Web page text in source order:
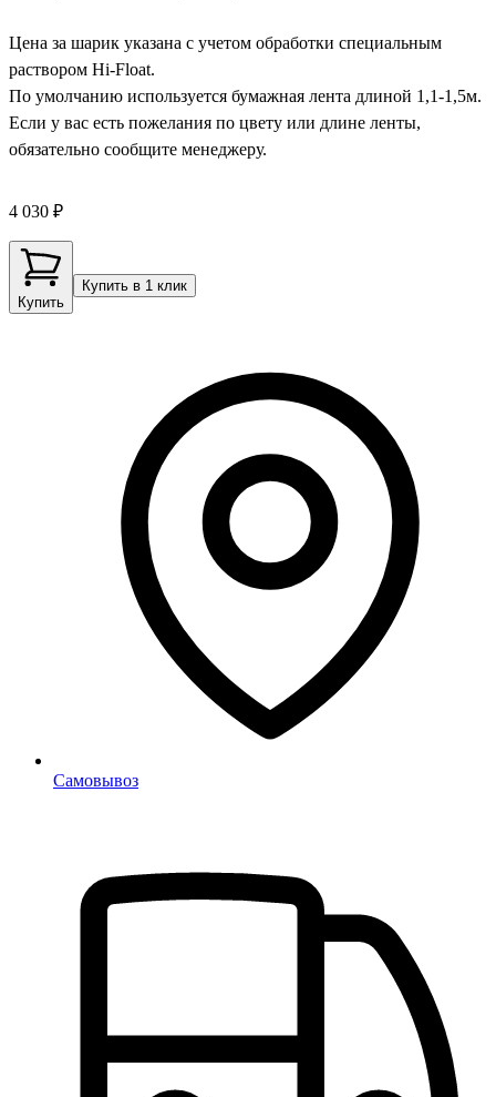
Цена за шарик указана с учетом обработки специальным
раствором Hi-Float.
По умолчанию используется бумажная лента длиной 1,1-1,5м.
Если у вас есть пожелания по цвету или длине ленты,
обязательно сообщите менеджеру.
4 030 ₽
Купить
Купить в 1 клик
Самовывоз